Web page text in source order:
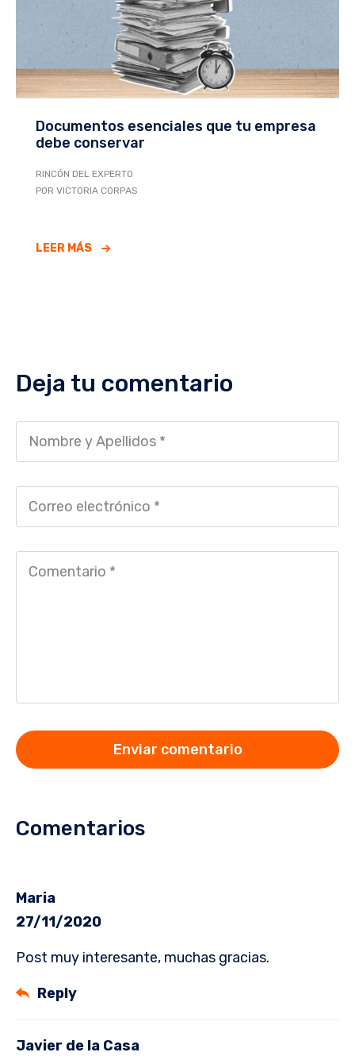
Documentos esenciales que tu empresa
debe conservar
RINCÓN DEL EXPERTO
POR VICTORIA CORPAS
LEER MÁS
Deja tu comentario
Comentarios
Maria
27/11/2020
Post muy interesante, muchas gracias.
Reply
Javier de la Casa